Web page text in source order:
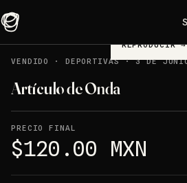
REPRODUCIR→
VENDIDO
· DEPORTIVAS·3 DE
Artículo de Onda
PRECIO FINAL
$120.00 MXN